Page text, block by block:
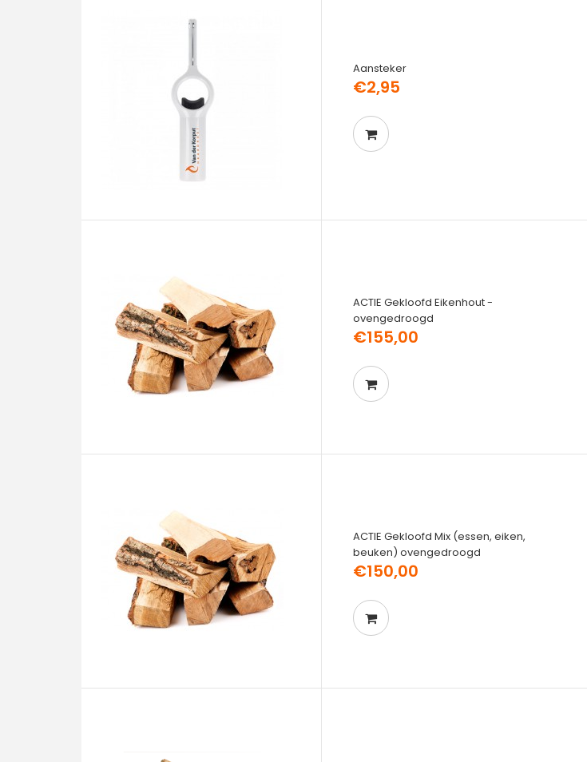
Aansteker
€2,95
ACTIE Gekloofd Eikenhout -
ovengedroogd
€155,00
ACTIE Gekloofd Mix (essen, eiken,
beuken) ovengedroogd
€150,00